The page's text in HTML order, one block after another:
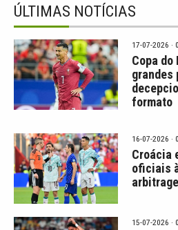
ÚLTIMAS NOTÍCIAS
17-07-2026 ·
Copa do
grandes
formato
16-07-2026 ·
Croácia
oficiais
15-07-2026 ·